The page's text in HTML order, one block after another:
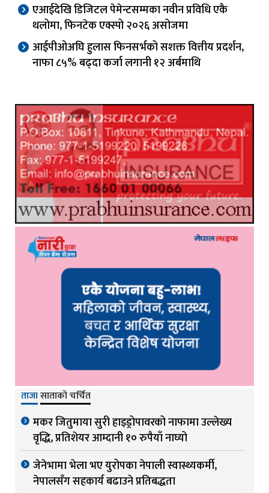
एआईदेखि डिजिटल पेमेन्टसम्मका नवीन प्रविधि एकै
थलोमा, फिनटेक एक्स्पो २०२६ असोजमा
आईपीओअघि हुलास फिनसर्भको सशक्त वित्तीय प्रदर्शन,
नाफा ८५% बढ्दा कर्जा लगानी १२ अर्बमाथि
ताजासाताको चर्चित
मकर जितुमाया सुरी हाइड्रोपावरको नाफामा उल्लेख्य
वृद्धि, प्रतिशेयर आम्दानी १० रुपैयाँ नाघ्यो
जेनेभामा भेला भए युरोपका नेपाली स्वास्थ्यकर्मी,
नेपालसँग सहकार्य बढाउने प्रतिबद्धता